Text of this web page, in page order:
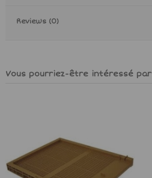
Reviews (0)
Vous pourriez-être intéressé par